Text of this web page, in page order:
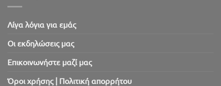
Λίγα λόγια για εμάς
Oι εκδηλώσεις μας
Επικοινωνήστε μαζί μας
Όροι χρήσης | Πολιτική απορρήτου